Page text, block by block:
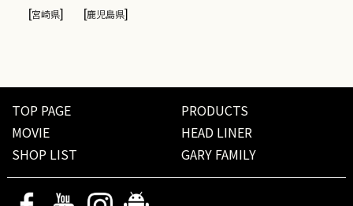
[宮崎県] [鹿児島県]
TOP PAGE
PRODUCTS
MOVIE
HEAD LINER
SHOP LIST
GARY FAMILY